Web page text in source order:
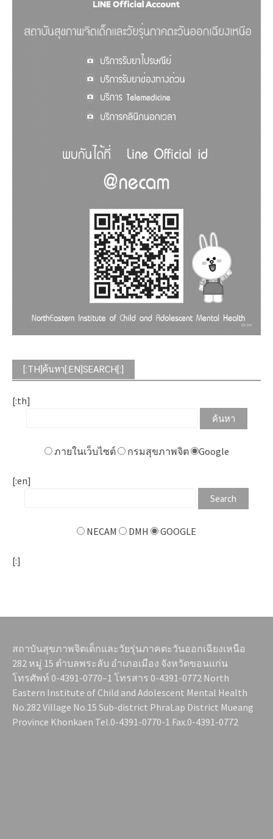
[:TH]ค้นหา[:EN]SEARCH[:]
[:th]
ภายในเว็บไซต์ กรมสุขภาพจิต Google
[:en]
NECAM DMH GOOGLE
[:]
สถาบันสุขภาพจิตเด็กและวัยรุ่นภาคตะวันออกเฉียงเหนือ
282 หมู่ 15 ตำบลพระลับ อำเภอเมือง จังหวัดขอนแก่น
โทรศัพท์ 0-4391-0770–1 โทรสาร 0-4391-0772 North
Eastern Institute of Child and Adolescent Mental Health
No.282 Village No.15 Sub-district PhraLap District Mueang
Province Khonkaen Tel.0-4391-0770-1 Fax.0-4391-0772